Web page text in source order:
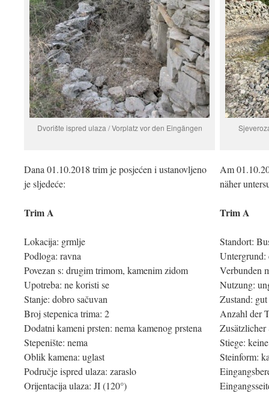
Dvorište ispred ulaza / Vorplatz vor den Eingängen
Dana 01.10.2018 trim je posjećen i ustanovljeno
je sljedeće:
Trim A
Lokacija: grmlje
Podloga: ravna
Povezan s: drugim trimom, kamenim zidom
Upotreba: ne koristi se
Stanje: dobro sačuvan
Broj stepenica trima: 2
Dodatni kameni prsten: nema kamenog prstena
Stepenište: nema
Oblik kamena: uglast
Područje ispred ulaza: zaraslo
Orijentacija ulaza: JI (120°)
Am
näher
Trim A
Standort:
Untergrund:
Verbunden
Nutzung:
Zustand:
Anzahl der
Stiege: keine
Steinform: